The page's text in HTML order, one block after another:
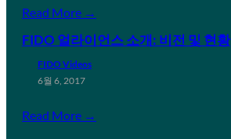
Read More →
FIDO 얼라이언스 소개: 비전 및 현황
FIDO Videos
6월 6, 2017
Read More →